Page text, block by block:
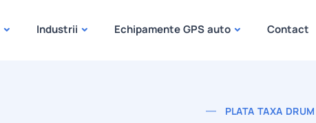
Industrii Echipamente GPS auto Contact
PLATA TAXA DRUM